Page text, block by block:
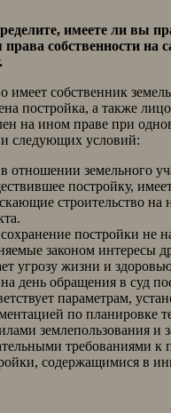
имеете ли вы
права собственности на
имеет собственник
постройка, а также
на ином праве при
следующих условий:
отношении земельного
постройку,
строительство на
постройки не
законом интересы
угрозу жизни и
день обращения в суд
параметрам,
по планировке
землепользования и
требованиями к
содержащимися в